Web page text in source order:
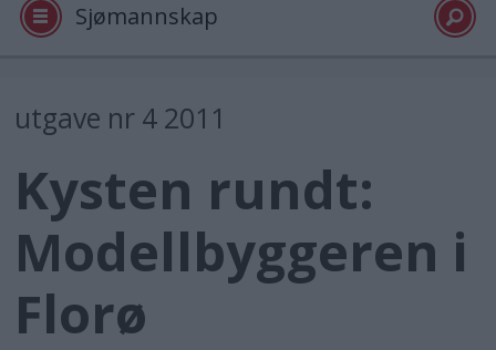
Sjømannskap
Arkiv
Video
utgave nr 4 2011
Kysten rundt:
Modellbyggeren i
Florø